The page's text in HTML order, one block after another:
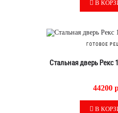
В
ГОТОВОЕ
Стальная дверь Рекс
44200
В